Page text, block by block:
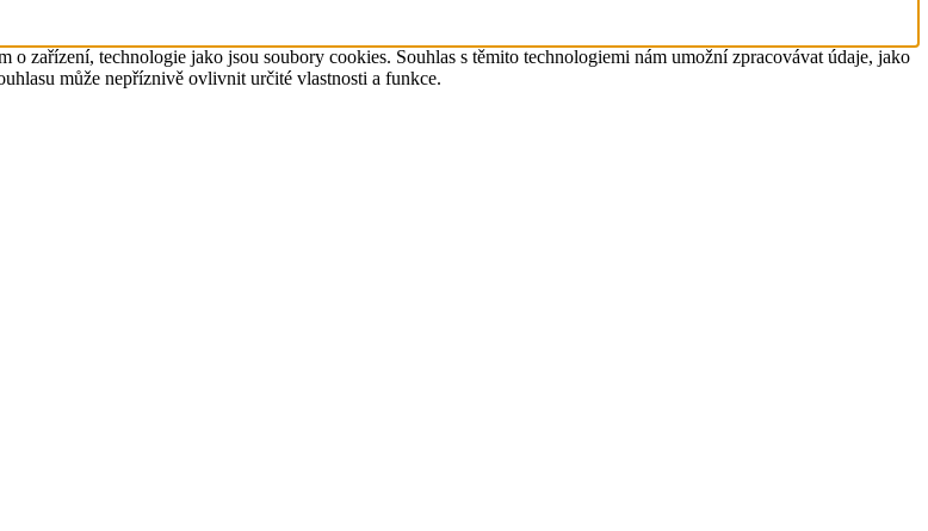
zařízení, technologie jako jsou soubory cookies. Souhlas s těmito technologiemi nám umožní zpracovávat údaje, jako
může nepříznivě ovlivnit určité vlastnosti a funkce.